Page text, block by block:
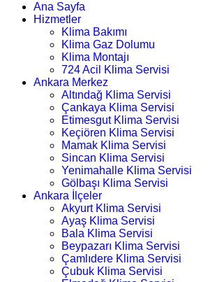
Ana Sayfa
Hizmetler
Klima Bakımı
Klima Gaz Dolumu
Klima Montajı
724 Acil Klima Servisi
Ankara Merkez
Altındağ Klima Servisi
Çankaya Klima Servisi
Etimesgut Klima Servisi
Keçiören Klima Servisi
Mamak Klima Servisi
Sincan Klima Servisi
Yenimahalle Klima Servisi
Gölbaşı Klima Servisi
Ankara İlçeler
Akyurt Klima Servisi
Ayaş Klima Servisi
Bala Klima Servisi
Beypazarı Klima Servisi
Çamlıdere Klima Servisi
Çubuk Klima Servisi